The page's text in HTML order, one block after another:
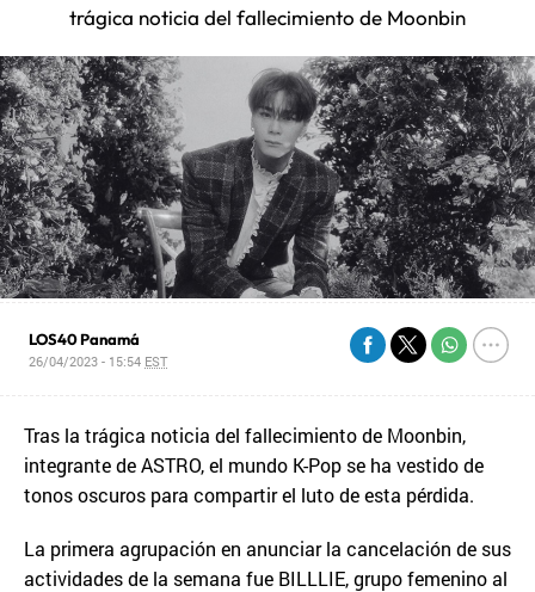
trágica noticia del fallecimiento de Moonbin
LOS40 Panamá
26/04/2023 - 15:54 EST
Tras la trágica noticia del fallecimiento de Moonbin,
integrante de ASTRO, el mundo K-Pop se ha vestido de
tonos oscuros para compartir el luto de esta pérdida.
La primera agrupación en anunciar la cancelación de sus
actividades de la semana fue BILLLIE, grupo femenino al